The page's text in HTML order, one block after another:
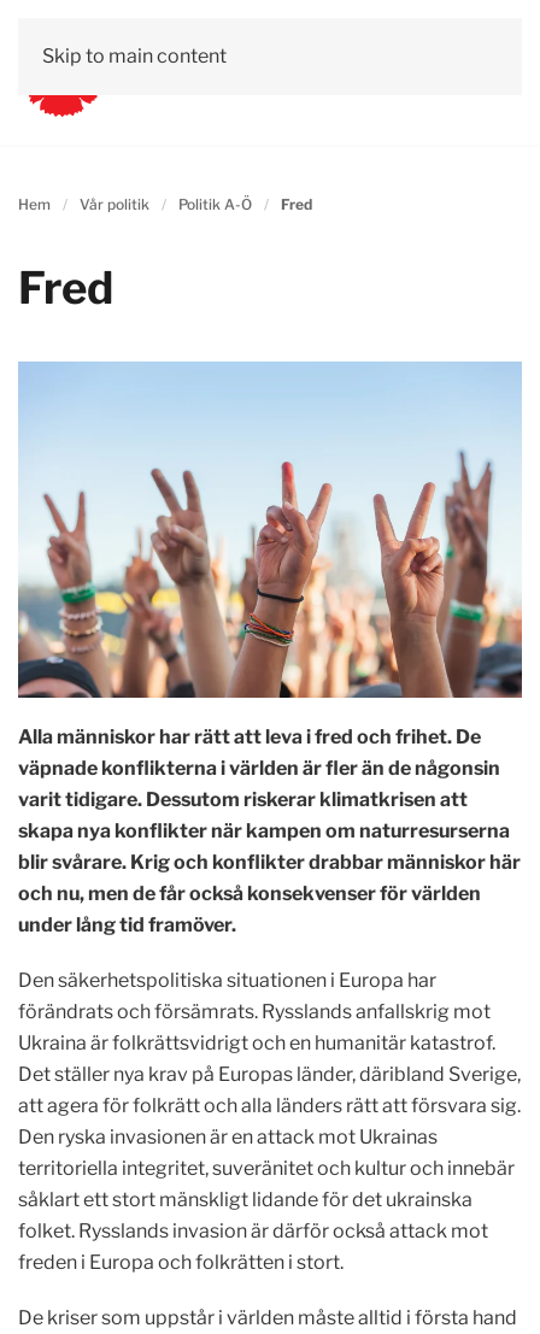
Skip to main content
Hem Vår politik Politik A-Ö Fred
Fred
Alla människor har rätt att leva i fred och frihet. De
väpnade konflikterna i världen är fler än de någonsin
varit tidigare. Dessutom riskerar klimatkrisen att
skapa nya konflikter när kampen om naturresurserna
blir svårare. Krig och konflikter drabbar människor här
och nu, men de får också konsekvenser för världen
under lång tid framöver.
Den säkerhetspolitiska situationen i Europa har
förändrats och försämrats. Rysslands anfallskrig mot
Ukraina är folkrättsvidrigt och en humanitär katastrof.
Det ställer nya krav på Europas länder, däribland Sverige,
att agera för folkrätt och alla länders rätt att försvara sig.
Den ryska invasionen är en attack mot Ukrainas
territoriella integritet, suveränitet och kultur och innebär
såklart ett stort mänskligt lidande för det ukrainska
folket. Rysslands invasion är därför också attack mot
freden i Europa och folkrätten i stort.
De kriser som uppstår i världen måste alltid i första hand